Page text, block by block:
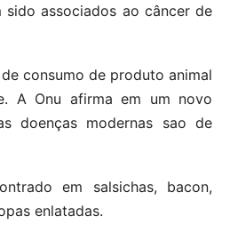
associados ao câncer de
consumo de produto animal
A Onu afirma em um novo
doenças modernas sao de
em salsichas, bacon,
enlatadas.